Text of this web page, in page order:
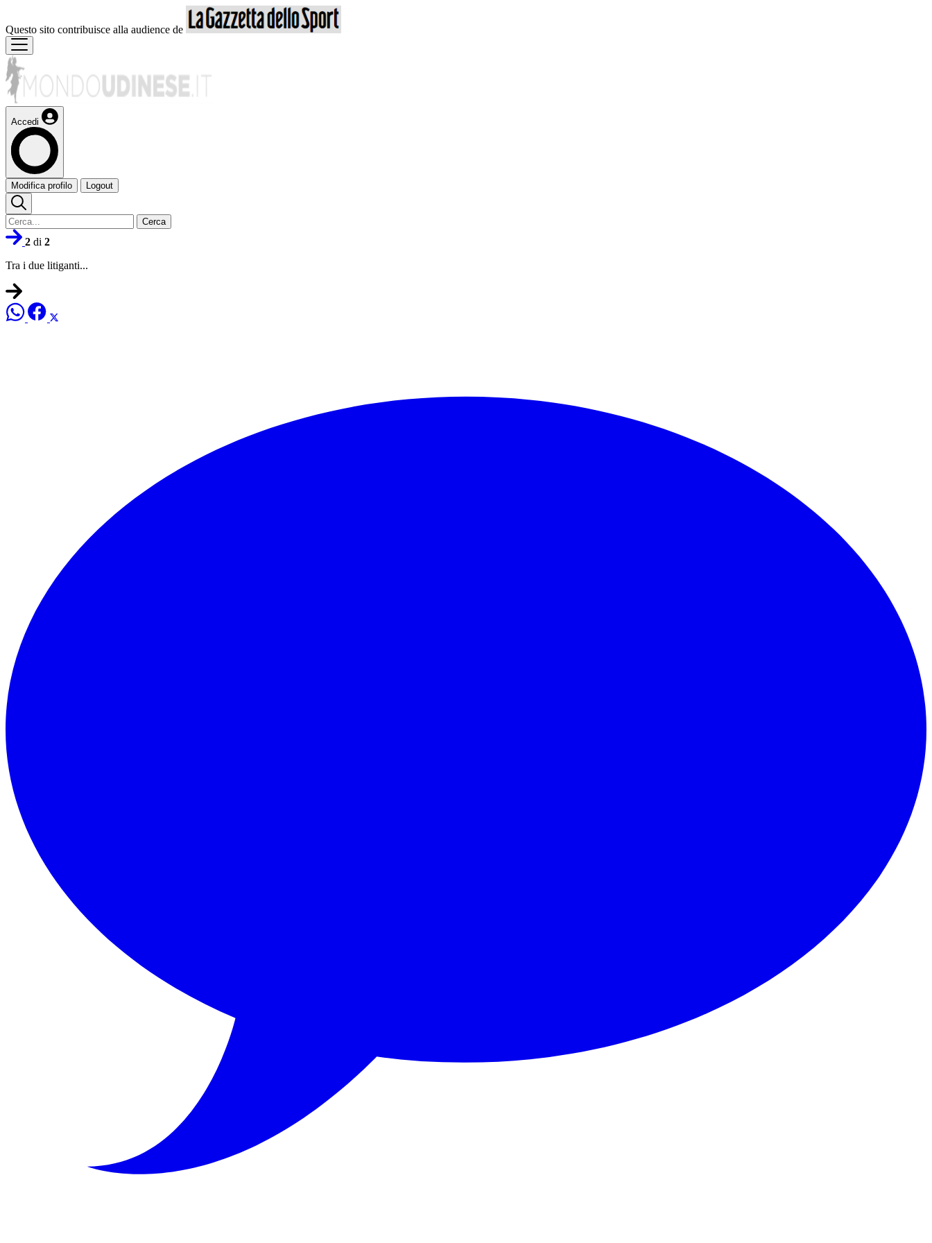
Questo sito contribuisce alla audience de
Accedi
Modifica profilo Logout
Cerca
2 di 2
Tra i due litiganti...